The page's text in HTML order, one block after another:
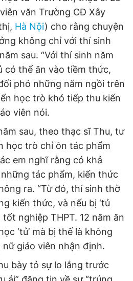
văn Trường CĐ Xây
Hà Nội) cho rằng chuyện
không chỉ với thí sinh
sau. “Với thí sinh năm
có thể ăn vào tiềm thức,
phó những năm ngồi trên
học trò khó tiếp thu kiến
viên nói.
sau, theo thạc sĩ Thu, tư
học trò chỉ ôn tác phẩm
em nghĩ rằng có khả
tác phẩm, kiến thức
ra. “Từ đó, thí sinh thờ
kiến thức, và nếu bị ‘tủ
tốt nghiệp THPT. 12 năm ăn
‘tủ’ mà bị thế là không
nữ giáo viên nhận định.
bày tỏ sự lo lắng trước